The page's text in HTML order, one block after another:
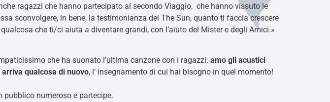
ragazzi che hanno partecipato al secondo Viaggio, che hanno vissuto le
sconvolgere, in bene, la testimonianza dei The Sun, quanto ti faccia crescere
che ti/ci aiuta a diventare grandi, con l’aiuto del Mister e degli Amici.»
che ha suonato l’ultima canzone con i ragazzi: amo gli acustici
qualcosa di nuovo, l’ insegnamento di cui hai bisogno in quel momento!
numeroso e partecipe.